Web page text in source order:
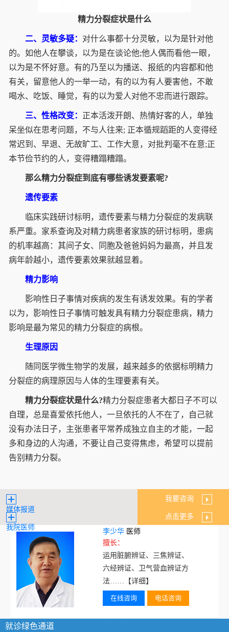
精力分裂症状是什么
二、灵敏多疑： 对什么事都十分灵敏，以为是针对他
的。如他人在攀谈，以为是在谈论他;他人偶而看他一眼，
以为是不怀好意。有的乃至以为播送、报纸的内容都和他
有关，留意他人的一举一动，有的以为有人要害他，不敢
喝水、吃饭、睡觉，有的以为爱人对他不忠而进行跟踪。
三、性格改变： 正本活泼开朗、热情好客的人，单独
呆坐似在思考问题，不与人往来; 正本循规蹈距的人变得经
常迟到、早退、无故旷工、工作大意，对批判毫不在意;正
本节俭节约的人，变得糟蹋糟蹋。
那么精力分裂症到底有哪些诱发要素呢?
遗传要素
临床实践研讨标明，遗传要素与精力分裂症的发病联
系严重。家系查询及对精力病患者家族的研讨标明，患病
的机率越高：其间子女、同胞及爸爸妈妈为最高，并且发
病年龄越小，遗传要素效果就越显着。
精力影响
影响性日子事情对疾病的发生有诱发效果。有的学者
以为，影响性日子事情可触发具有精力分裂症患病，精力
影响是最为常见的精力分裂症的病根。
生理原因
随同医学微生物学的发展，越来越多的依据标明精力
分裂症的病理原因与人体的生理要素有关。
精力分裂症状是什么?精力分裂症患者大都日子不可以
自理，总是喜爱依托他人，一旦依托的人不在了，自己就
没有办法日子，主张患者平常养成独立自主的才能，一起
多和身边的人沟通，不要让自己变得焦虑，希望可以提前
告别精力分裂。
媒体报道
我要咨询
我院医师
点击更多
李少华 医师
擅长：
运用脏腑辨证、三焦辨证、
六经辨证、卫气营血辨证方
法……
【详细】
在线咨询 电话咨询
就诊绿色通道